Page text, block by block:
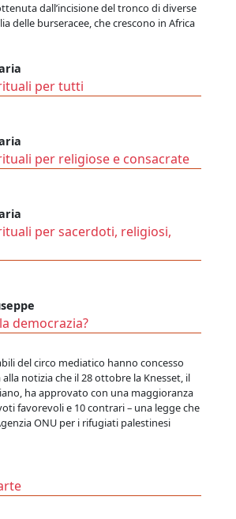
dall’incisione del tronco di diverse
delle burseracee, che crescono in Africa
per tutti
per religiose e consacrate
per sacerdoti, religiosi,
democrazia?
del circo mediatico hanno concesso
notizia che il 28 ottobre la Knesset, il
ha approvato con una maggioranza
favorevoli e 10 contrari – una legge che
ONU per i rifugiati palestinesi